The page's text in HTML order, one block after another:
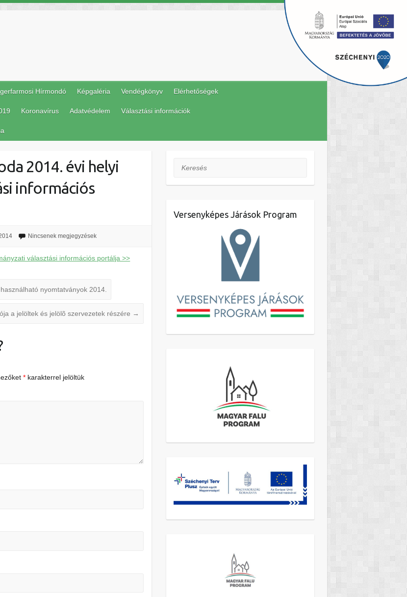
Hírmondó Képgaléria Vendégkönyv Elérhetőségek
Koronavírus Adatvédelem Választási információk
2014. évi helyi
információs
Nincsenek megjegyzések
választási információs portálja >>
nyomtatványok 2014.
a jelöltek és jelölõ szervezetek részére →
* karakterrel jelöltük
Keresés
Versenyképes Járások Program